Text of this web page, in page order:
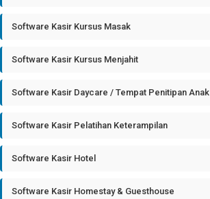
Software Kasir Kursus Masak
Software Kasir Kursus Menjahit
Software Kasir Daycare / Tempat Penitipan Anak
Software Kasir Pelatihan Keterampilan
Software Kasir Hotel
Software Kasir Homestay & Guesthouse